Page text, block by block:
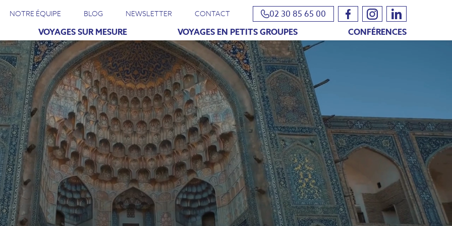
NOTRE ÉQUIPE BLOG NEWSLETTER CONTACT
02 30 85 65 00
VOYAGES SUR MESURE VOYAGES EN PETITS GROUPES CONFÉRENCES